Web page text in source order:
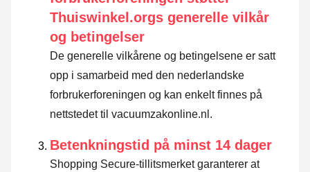
Thuiswinkel.orgs generelle vilkår
og betingelser
De generelle vilkårene og betingelsene er satt
opp i samarbeid med den nederlandske
forbrukerforeningen og kan enkelt finnes på
nettstedet til vacuumzakonline.nl.
Betenkningstid på minst 14 dager
Shopping Secure-tillitsmerket garanterer at